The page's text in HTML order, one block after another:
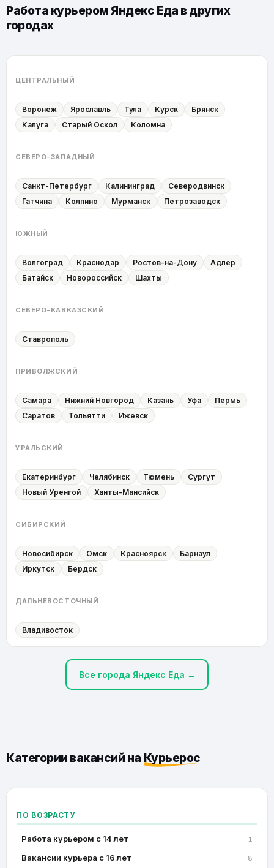
Работа курьером Яндекс Еда в других
городах
ЦЕНТРАЛЬНЫЙ
Воронеж Ярославль Тула Курск
Брянск
Калуга
Старый Оскол Коломна
СЕВЕРО-ЗАПАДНЫЙ
Санкт-Петербург Калининград
Северодвинск
Гатчина
Колпино Мурманск Петрозаводск
ЮЖНЫЙ
Волгоград Краснодар Ростов-на-Дону
Адлер
Батайск
Новороссийск Шахты
СЕВЕРО-КАВКАЗСКИЙ
Ставрополь
ПРИВОЛЖСКИЙ
Самара Нижний Новгород Казань Уфа
Пермь
Саратов
Тольятти Ижевск
УРАЛЬСКИЙ
Екатеринбург Челябинск Тюмень
Сургут
Новый Уренгой
Ханты-Мансийск
СИБИРСКИЙ
Новосибирск Омск Красноярск
Барнаул
Иркутск
Бердск
ДАЛЬНЕВОСТОЧНЫЙ
Владивосток
Все города Яндекс Еда →
Категории вакансий на Курьерос
ПО ВОЗРАСТУ
Работа курьером с 14 лет 1
Вакансии курьера с 16 лет 8